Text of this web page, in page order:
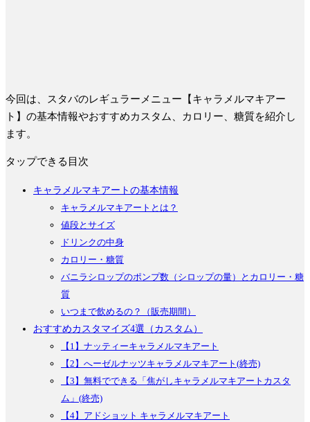
今回は、スタバのレギュラーメニュー【キャラメルマキアー
ト】の基本情報やおすすめカスタム、カロリー、糖質を紹介し
ます。
タップできる目次
キャラメルマキアートの基本情報
キャラメルマキアートとは？
値段とサイズ
ドリンクの中身
カロリー・糖質
バニラシロップのポンプ数（シロップの量）とカロリー・糖
質
いつまで飲めるの？（販売期間）
おすすめカスタマイズ4選（カスタム）
【1】ナッティーキャラメルマキアート
【2】へーゼルナッツキャラメルマキアート(終売)
【3】無料でできる「焦がしキャラメルマキアートカスタ
ム」(終売)
【4】アドショット キャラメルマキアート